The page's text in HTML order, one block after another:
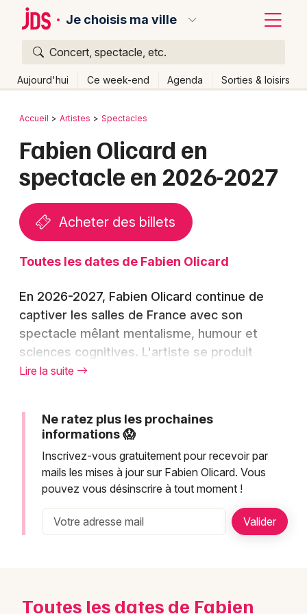
Je choisis ma ville
Concert, spectacle, etc.
Aujourd'hui Ce week-end Agenda Sorties & loisirs
Publier un événement
Grands événements
Activité & Expérience
Manifestations
Foires & salons
Spectacles
Concerts
Soirées
Sorties famille
Expos
Sorties & loisirs
Bordeaux
Colmar
Lille
Lyon
Marseille
Montpellier
Nantes
Nice
Strasbourg
Toulouse
Retour
Accueil Artistes Spectacles
Fabien Olicard en
spectacle en 2026-2027
Acheter des billets
Toutes les dates de Fabien Olicard
En 2026-2027, Fabien Olicard continue de
captiver les salles de France avec son
spectacle mêlant mentalisme, humour et
sciences cognitives. L'artiste se produit
notamment à Aix-en-Provence pour le plus
l'occasion idéale de réserver vos billets et de
vivre une expérience scénique hors du
commun. Le spectacle de Fabien Olicard
s'impose comme un rendez-vous à ne pas
Archétypes , le 4ᵉ spectacle de Fabien Olicard,
Lire la suite
Ne ratez plus les prochaines
informations 😱
Inscrivez-vous gratuitement pour recevoir par
mails les mises à jour sur Fabien Olicard. Vous
pouvez vous désinscrire à tout moment !
Toutes les dates de Fabien
Quoi ?
Où ?
Quand ?
Aujourd'hui
Demain Ce week-end Autre